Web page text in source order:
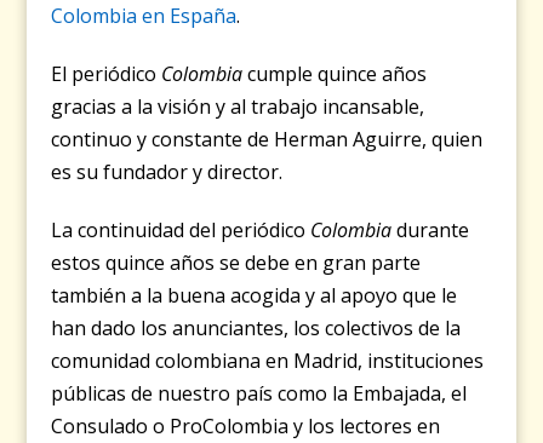
Colombia en España.
El periódico Colombiacumple quince años
gracias a la visión y al trabajo incansable,
continuo y constante de Herman Aguirre, quien
es su fundador y director.
La continuidad del periódico Colombiadurante
estos quince años se debe en gran parte
también a la buena acogida y al apoyo que le
han dado los anunciantes, los colectivos de la
comunidad colombiana en Madrid, instituciones
públicas de nuestro país como la Embajada, el
Consulado o ProColombia y los lectores en